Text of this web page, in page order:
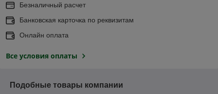
Безналичный расчет
Банковская карточка по реквизитам
Онлайн оплата
Все условия оплаты
Подобные товары компании